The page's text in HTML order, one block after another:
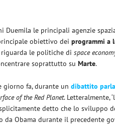
Duemila le principali agenzie
obiettivo deiprogrammi a
le politiche dispace
soprattutto suMarte.
giorno fa, durante undibattito
of the Red Planet. Letteralmente,
detto che lo sviluppo
da Obama durante il precedente